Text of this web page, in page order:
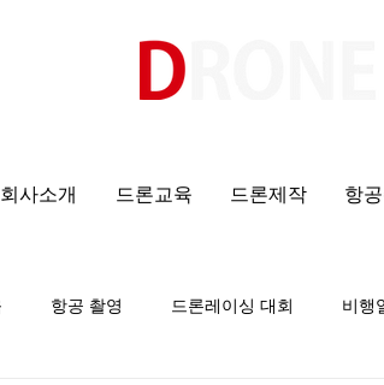
회사소개 드론교육 드론제작 항
항공 촬영 드론레이싱 대회 비행